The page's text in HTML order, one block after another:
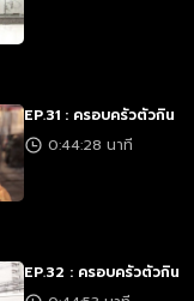
EP.31 : ครอบครัวตัวกิน
0:44:28 นาที
EP.32 : ครอบครัวตัวกิน